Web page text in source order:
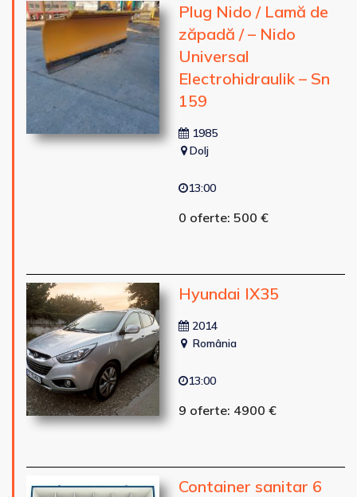
Plug Nido / Lamă de
zăpadă / – Nido
Universal
Electrohidraulik – Sn
159
1985
Dolj
13:00
0 oferte: 500 €
Hyundai IX35
2014
România
13:00
9 oferte: 4900 €
Container sanitar 6